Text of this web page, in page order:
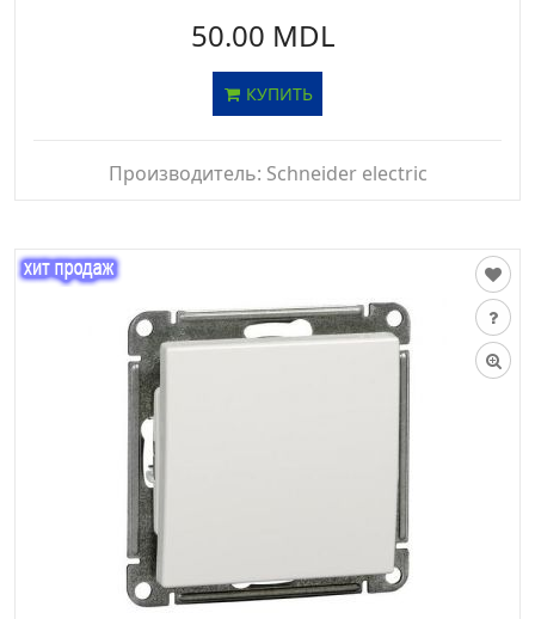
50.00 MDL
КУПИТЬ
Производитель: Schneider electric